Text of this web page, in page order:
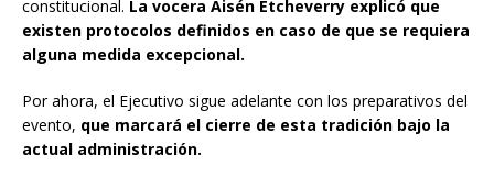
constitucional. La vocera Aisén Etcheverry explicó que
existen protocolos definidos en caso de que se requiera
alguna medida excepcional.
Por ahora, el Ejecutivo sigue adelante con los preparativos del
evento, que marcará el cierre de esta tradición bajo la
actual administración.